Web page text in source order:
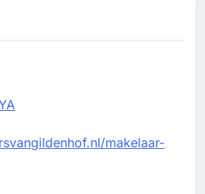
makelaar-